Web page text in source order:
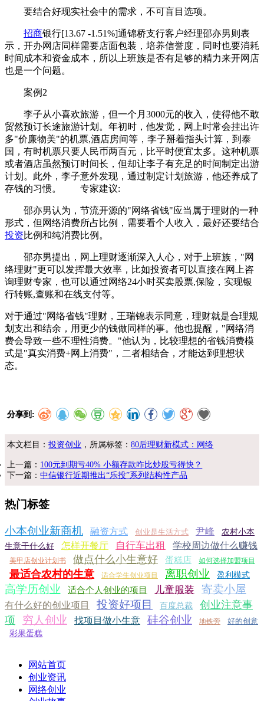
要结合好现实社会中的需求，不可盲目选项。
招商银行[13.67 -1.51%]通锦桥支行客户经理邵亦男则表
示，开办网店同样需要店面包装，培养信誉度，同时也要消耗
时间成本和资金成本，所以上班族是否有足够的精力来开网店
也是一个问题。
案例2
李子从小喜欢旅游，但一个月3000元的收入，使得他不敢
贸然预订长途旅游计划。年初时，他发觉，网上时常会挂出许
多"价廉物美"的机票,酒店房间等，李子掰着指头计算，到泰
国，有时机票只要人民币两百元，比平时便宜太多。这种机票
或者酒店虽然预订时间长，但却让李子有充足的时间制定出游
计划。此外，李子意外发现，通过制定计划旅游，他还养成了
存钱的习惯。 专家建议:
邵亦男认为，节流开源的"网络省钱"应当属于理财的一种
形式，但网络消费所占比例，需要看个人收入，最好还要结合
投资比例和纯消费比例。
邵亦男提出，网上理财逐渐深入人心，对于上班族，"网
络理财"更可以发挥最大效率，比如投资者可以直接在网上咨
询理财专家，也可以通过网络24小时买卖股票,保险，实现银
行转账,查账和在线支付等。
对于通过"网络省钱"理财，王瑞锦表示同意，理财就是合理规
划支出和结余，用更少的钱做同样的事。他也提醒，"网络消
费会导致一些不理性消费。"他认为，比较理想的省钱消费模
式是"真实消费+网上消费"，二者相结合，才能达到理想状
态。
分享到:
本文栏目：投资创业 ，所属标签：80后理财新模式：网络
上一篇： 100元到期亏40% 小额存款咋比炒股亏得快？
下一篇：中信银行近期推出“乐投”系列结构性产品
热门标签
小本创业新商机 融资方式 创业是生活方式 尹峰
农村小本
生意干什么好
怎样开餐厅 自行车出租 学校周边做什么赚钱
美甲店创业计划书 做点什么小生意好 蛋糕店 如何选择加盟项目
最适合农村的生意 适合学生创业项目 离职创业 盈利模式
高学历创业 适合个人创业的项目 儿童服装 寄卖小屋
有什么好的创业项目 投资好项目 百度总裁
创业注意事
项
穷人创业 找项目做小生意 硅谷创业 地铁旁
好的创意
彩果蛋糕
网站首页
创业资讯
网络创业